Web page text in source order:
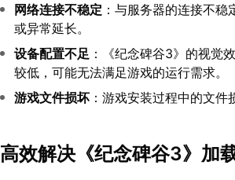
网络连接不稳定 ：与服务器的连接不
或异常延长。
设备配置不足 ：《纪念碑谷3》的视觉
较低，可能无法满足游戏的运行需求。
游戏文件损坏 ：游戏安装过程中的文件
高效解决《纪念碑谷3》加